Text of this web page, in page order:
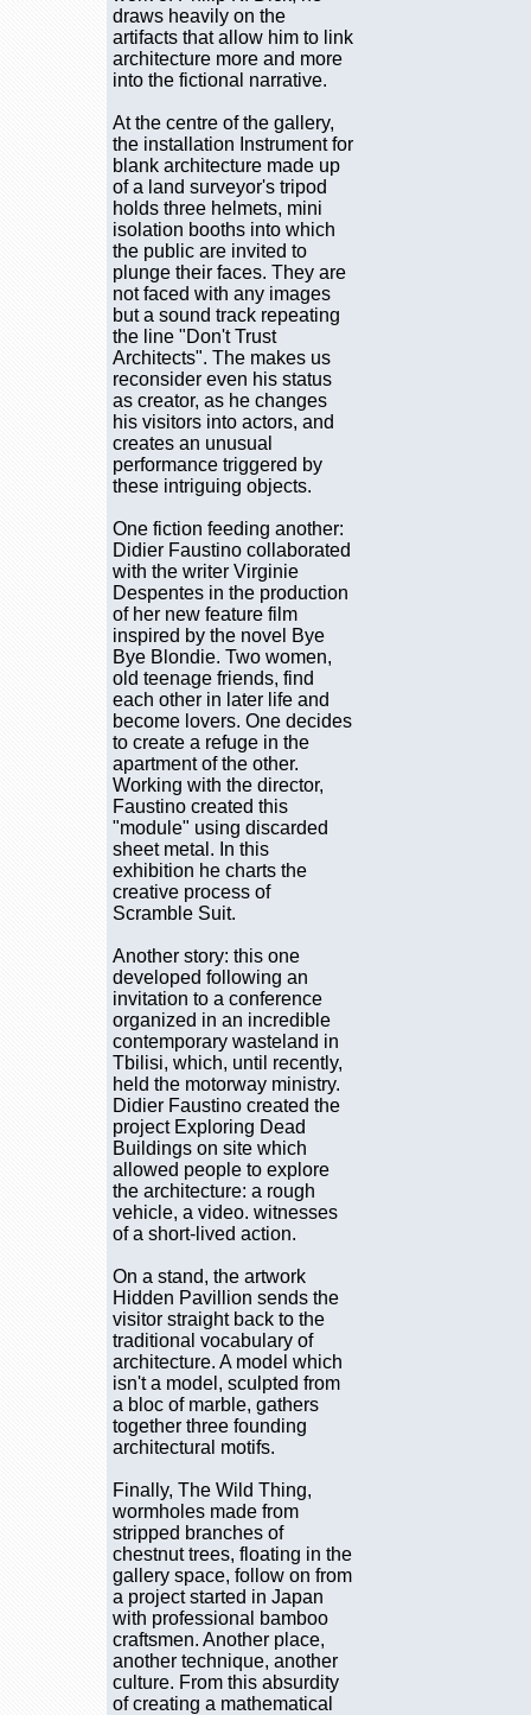
draws heavily on the
artifacts that allow him to link
architecture more and more
into the fictional narrative.
At the centre of the gallery,
the installation Instrument for
blank architecture made up
of a land surveyor's tripod
holds three helmets, mini
isolation booths into which
the public are invited to
plunge their faces. They are
not faced with any images
but a sound track repeating
the line "Don't Trust
Architects". The makes us
reconsider even his status
as creator, as he changes
his visitors into actors, and
creates an unusual
performance triggered by
these intriguing objects.
One fiction feeding another:
Didier Faustino collaborated
with the writer Virginie
Despentes in the production
of her new feature film
inspired by the novel Bye
Bye Blondie. Two women,
old teenage friends, find
each other in later life and
become lovers. One decides
to create a refuge in the
apartment of the other.
Working with the director,
Faustino created this
"module" using discarded
sheet metal. In this
exhibition he charts the
creative process of
Scramble Suit.
Another story: this one
developed following an
invitation to a conference
organized in an incredible
contemporary wasteland in
Tbilisi, which, until recently,
held the motorway ministry.
Didier Faustino created the
project Exploring Dead
Buildings on site which
allowed people to explore
the architecture: a rough
vehicle, a video. witnesses
of a short-lived action.
On a stand, the artwork
Hidden Pavillion sends the
visitor straight back to the
traditional vocabulary of
architecture. A model which
isn't a model, sculpted from
a bloc of marble, gathers
together three founding
architectural motifs.
Finally, The Wild Thing,
wormholes made from
stripped branches of
chestnut trees, floating in the
gallery space, follow on from
a project started in Japan
with professional bamboo
craftsmen. Another place,
another technique, another
culture. From this absurdity
of creating a mathematical